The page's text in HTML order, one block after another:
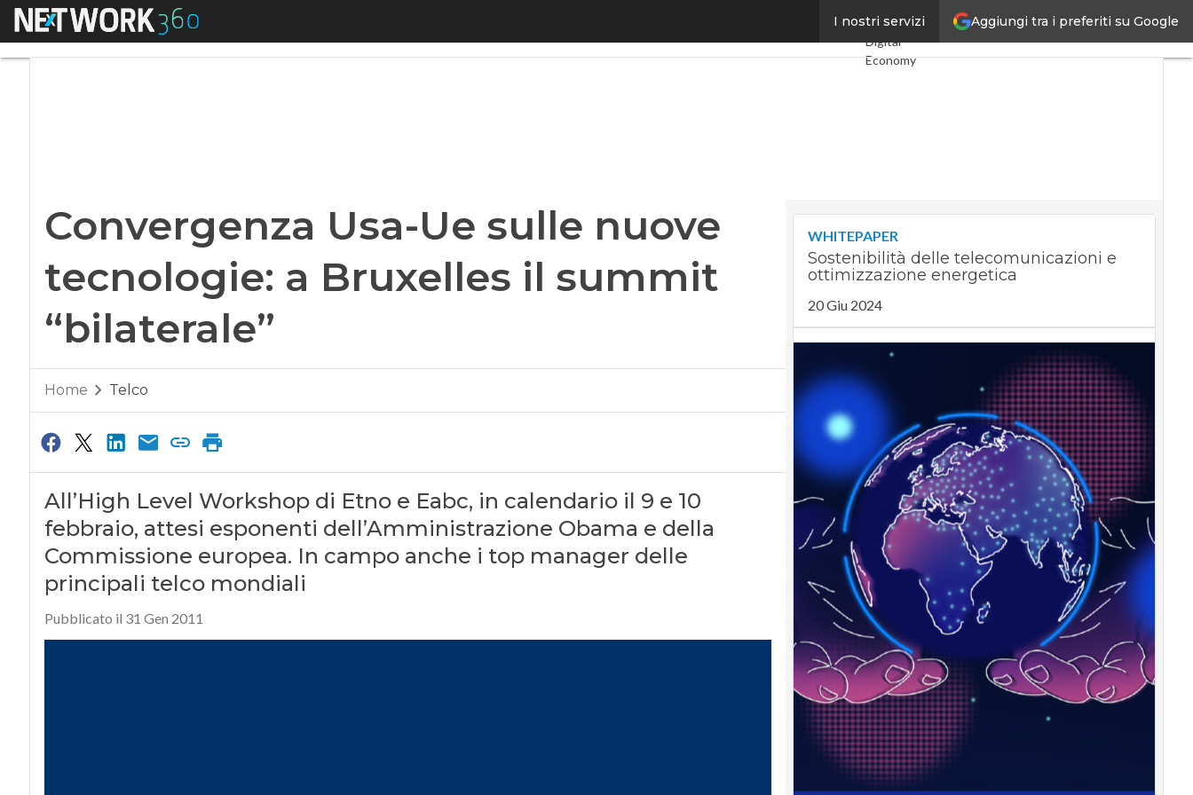
Aggiungi tra i preferiti su Google
I nostri servizi
Menu Convergenza Usa-Ue sulle nuove tecnologie: a Bruxelles il summit “bilaterale”Ultimi articoli
Digital
Economy
Le Guide di
CorCom
Podcast
Privacy
Convergenza Usa-Ue sulle nuove
tecnologie: a Bruxelles il summit
“bilaterale”
Home Telco
All’High Level Workshop di Etno e Eabc, in calendario il 9 e 10
febbraio, attesi esponenti dell’Amministrazione Obama e della
Commissione europea. In campo anche i top manager delle
principali telco mondiali
Pubblicato il 31 Gen 2011
WHITEPAPER
Sostenibilità delle telecomunicazioni e
ottimizzazione energetica
20 Giu 2024